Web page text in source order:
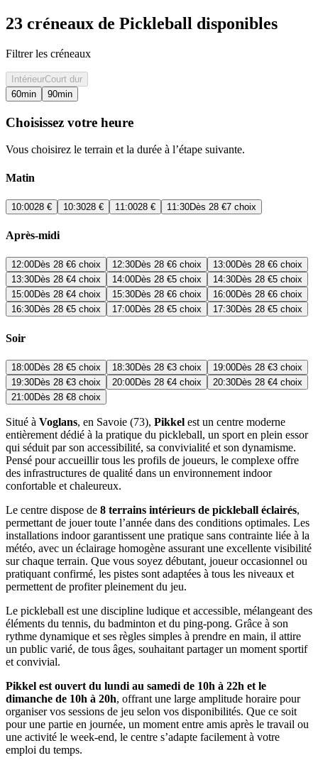
23 créneaux de Pickleball disponibles
Filtrer les créneaux
IntérieurCourt dur
60min 90min
Choisissez votre heure
Vous choisirez le terrain et la durée à l’étape suivante.
Matin
10:0028 € 10:3028 € 11:0028 € 11:30Dès 28 €7 choix
Après-midi
12:00Dès 28 €6 choix 12:30Dès 28 €6 choix 13:00Dès 28 €6 choix
13:30Dès 28 €4 choix 14:00Dès 28 €5 choix 14:30Dès 28 €5 choix
15:00Dès 28 €4 choix 15:30Dès 28 €6 choix 16:00Dès 28 €6 choix
16:30Dès 28 €5 choix 17:00Dès 28 €5 choix 17:30Dès 28 €5 choix
Soir
18:00Dès 28 €5 choix 18:30Dès 28 €3 choix 19:00Dès 28 €3 choix
19:30Dès 28 €3 choix 20:00Dès 28 €4 choix 20:30Dès 28 €4 choix
21:00Dès 28 €8 choix
Situé à Voglans, en Savoie (73), Pikkel est un centre moderne
entièrement dédié à la pratique du pickleball, un sport en plein essor
qui séduit par son accessibilité, sa convivialité et son dynamisme.
Pensé pour accueillir tous les profils de joueurs, le complexe offre
des infrastructures de qualité dans un environnement indoor
confortable et chaleureux.
Le centre dispose de 8 terrains intérieurs de pickleball éclairés,
permettant de jouer toute l’année dans des conditions optimales. Les
installations indoor garantissent une pratique sans contrainte liée à la
météo, avec un éclairage homogène assurant une excellente visibilité
sur chaque terrain. Que vous soyez débutant, joueur occasionnel ou
pratiquant confirmé, les pistes sont adaptées à tous les niveaux et
permettent de profiter pleinement du jeu.
Le pickleball est une discipline ludique et accessible, mélangeant des
éléments du tennis, du badminton et du ping-pong. Grâce à son
rythme dynamique et ses règles simples à prendre en main, il attire
un public varié, de tous âges, souhaitant partager un moment sportif
et convivial.
Pikkel est ouvert du lundi au samedi de 10h à 22h et le
dimanche de 10h à 20h, offrant une large amplitude horaire pour
organiser vos sessions de jeu selon vos disponibilités. Que ce soit
pour une partie en journée, un moment entre amis après le travail ou
une activité le week-end, le centre s’adapte facilement à votre
emploi du temps.